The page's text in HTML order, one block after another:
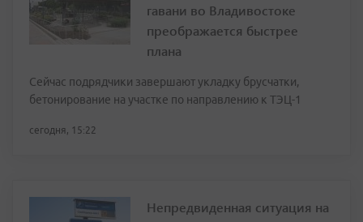
гавани во Владивостоке
преображается быстрее
плана
Сейчас подрядчики завершают укладку брусчатки,
бетонирование на участке по направлению к ТЭЦ-1
сегодня, 15:22
Непредвиденная ситуация на